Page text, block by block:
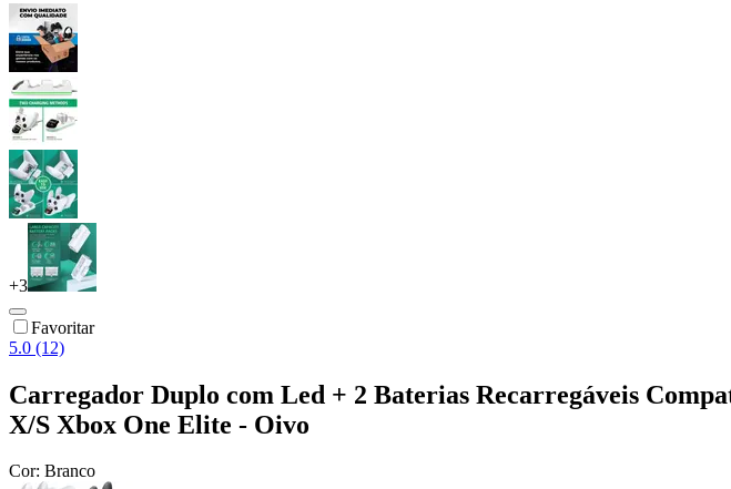
+3
Favoritar
5.0 (12)
Carregador Duplo com Led + 2 Baterias Recarregáveis
X/S Xbox One Elite - Oivo
Cor: Branco